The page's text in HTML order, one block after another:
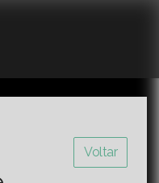
Voltar